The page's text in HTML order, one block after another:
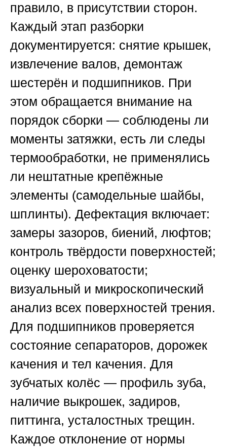
правило, в присутствии сторон.
Каждый этап разборки
документируется: снятие крышек,
извлечение валов, демонтаж
шестерён и подшипников. При
этом обращается внимание на
порядок сборки — соблюдены ли
моменты затяжки, есть ли следы
термообработки, не применялись
ли нештатные крепёжные
элементы (самодельные шайбы,
шплинты). Дефектация включает:
замеры зазоров, биений, люфтов;
контроль твёрдости поверхностей;
оценку шероховатости;
визуальный и микроскопический
анализ всех поверхностей трения.
Для подшипников проверяется
состояние сепараторов, дорожек
качения и тел качения. Для
зубчатых колёс — профиль зуба,
наличие выкрошек, задиров,
питтинга, усталостных трещин.
Каждое отклонение от нормы